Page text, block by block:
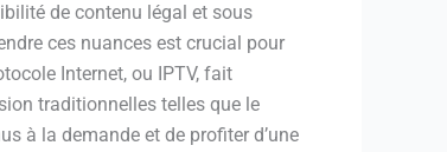
de contenu légal et sous
ces nuances est crucial pour
Internet, ou IPTV, fait
traditionnelles telles que le
à la demande et de profiter d’une